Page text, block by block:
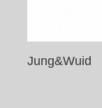
Jung&Wuid